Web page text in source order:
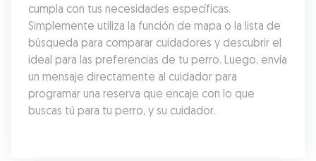
cumpla con tus necesidades específicas.
Simplemente utiliza la función de mapa o la lista de
búsqueda para comparar cuidadores y descubrir el
ideal para las preferencias de tu perro. Luego, envía
un mensaje directamente al cuidador para
programar una reserva que encaje con lo que
buscas tú para tu perro, y su cuidador.